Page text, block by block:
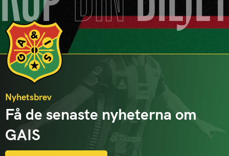
Nyhetsbrev
Få de senaste nyheterna om
GAIS